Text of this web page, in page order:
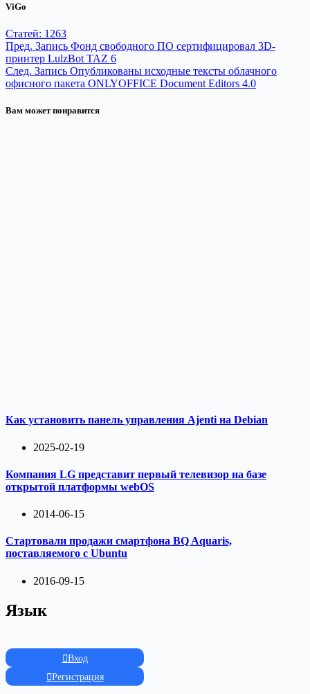
ViGo
Статей: 1263
Пред. Запись Фонд свободного ПО сертифицировал 3D-
принтер LulzBot TAZ 6
След. Запись Опубликованы исходные тексты облачного
офисного пакета ONLYOFFICE Document Editors 4.0
Вам может понравится
Как установить панель управления Ajenti на Debian
2025-02-19
Компания LG представит первый телевизор на базе
открытой платформы webOS
2014-06-15
Стартовали продажи смартфона BQ Aquaris,
поставляемого с Ubuntu
2016-09-15
Язык
Вход
Регистрация